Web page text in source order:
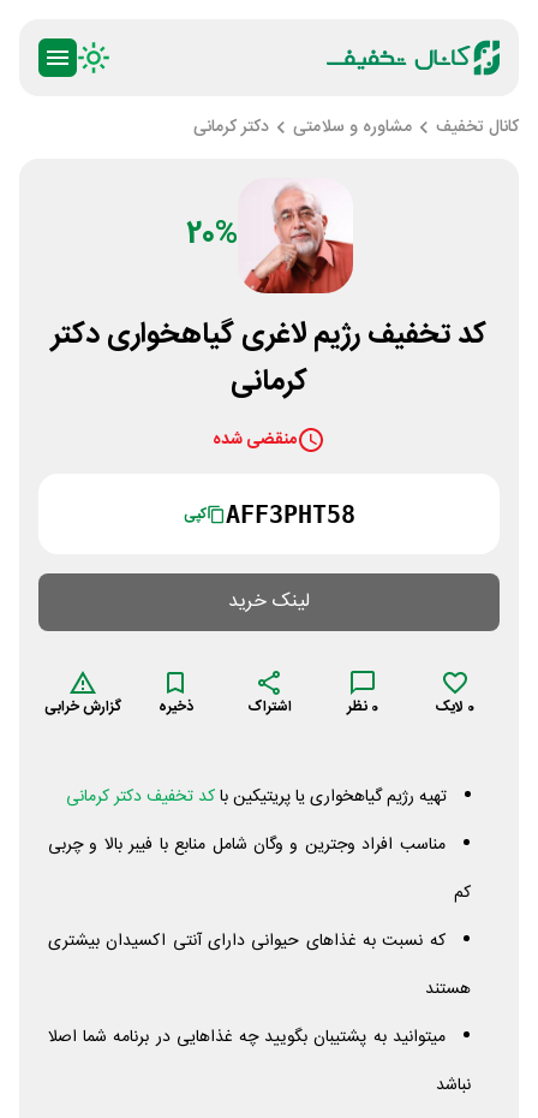
کانال تخفیف مشاوره و سلامتی دکتر کرمانی
20%
کد تخفیف رژیم لاغری گیاهخواری دکتر
کرمانی
منقضی شده
AFF3PHT58 کپی
لینک خرید
0 لایک 0 نظر اشتراک ذخیره گزارش خرابی
تهیه رژیم گیاهخواری یا پریتیکین باکد تخفیف دکتر کرمانی
مناسب افراد وجترین و وگان شامل منابع با فیبر بالا و چربی
کم
که نسبت به غذاهای حیوانی دارای آنتی اکسیدان بیشتری
هستند
میتوانید به پشتیبان بگویید چه غذاهایی در برنامه شما اصلا
نباشد